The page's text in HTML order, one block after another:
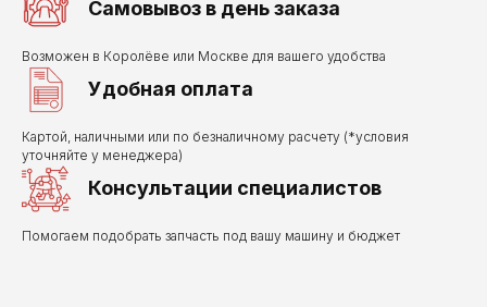
Самовывоз в день заказа
Возможен в Королёве или Москве для вашего удобства
Удобная оплата
Картой, наличными или по безналичному расчету (*условия
уточняйте у менеджера)
Консультации специалистов
Помогаем подобрать запчасть под вашу машину и бюджет